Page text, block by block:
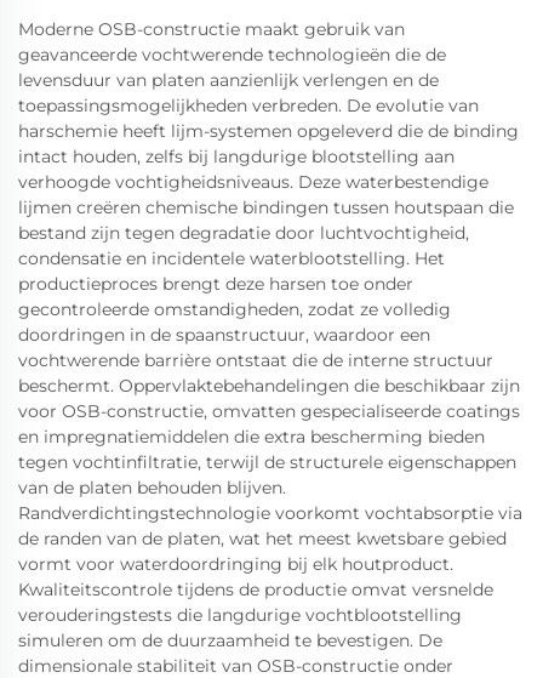
Moderne OSB-constructie maakt gebruik van
geavanceerde vochtwerende technologieën die de
levensduur van platen aanzienlijk verlengen en de
toepassingsmogelijkheden verbreden. De evolutie van
harschemie heeft lijm-systemen opgeleverd die de binding
intact houden, zelfs bij langdurige blootstelling aan
verhoogde vochtigheidsniveaus. Deze waterbestendige
lijmen creëren chemische bindingen tussen houtspaan die
bestand zijn tegen degradatie door luchtvochtigheid,
condensatie en incidentele waterblootstelling. Het
productieproces brengt deze harsen toe onder
gecontroleerde omstandigheden, zodat ze volledig
doordringen in de spaanstructuur, waardoor een
vochtwerende barrière ontstaat die de interne structuur
beschermt. Oppervlaktebehandelingen die beschikbaar zijn
voor OSB-constructie, omvatten gespecialiseerde coatings
en impregnatiemiddelen die extra bescherming bieden
tegen vochtinfiltratie, terwijl de structurele eigenschappen
van de platen behouden blijven.
Randverdichtingstechnologie voorkomt vochtabsorptie via
de randen van de platen, wat het meest kwetsbare gebied
vormt voor waterdoordringing bij elk houtproduct.
Kwaliteitscontrole tijdens de productie omvat versnelde
verouderingstests die langdurige vochtblootstelling
simuleren om de duurzaamheid te bevestigen. De
dimensionale stabiliteit van OSB-constructie onder